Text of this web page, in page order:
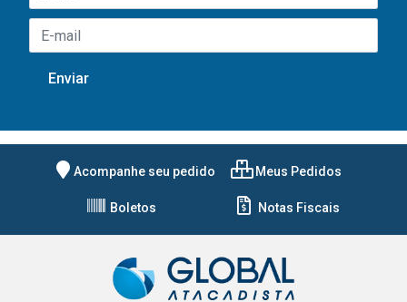
Acompanhe seu pedido Meus Pedidos
Boletos Notas Fiscais